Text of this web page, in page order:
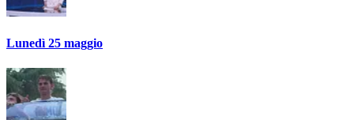
Lunedì 25 maggio